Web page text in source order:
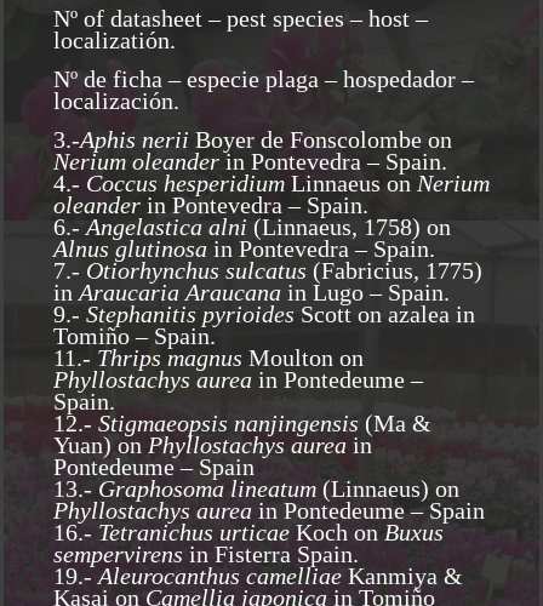
Nº of datasheet – pest species – host –
localizatión.
Nº de ficha – especie plaga – hospedador –
localización.
3.-Aphis nerii Boyer de Fonscolombe on
Nerium oleanderin Pontevedra – Spain.
4.- Coccus hesperidium Linnaeus on Nerium
oleander in Pontevedra – Spain.
6.- Angelastica alni (Linnaeus, 1758) on
Alnus glutinosa in Pontevedra – Spain.
7.- Otiorhynchus sulcatus (Fabricius, 1775)
in Araucaria Araucana in Lugo – Spain.
9.- Stephanitis pyrioides Scott on azalea in
Tomiño – Spain.
11.- Thrips magnus Moulton on
Phyllostachys aurea in Pontedeume –
Spain.
12.- Stigmaeopsis nanjingensis (Ma &
Yuan) on Phyllostachys aurea in
Pontedeume – Spain
13.- Graphosoma lineatum (Linnaeus) on
Phyllostachys aurea in Pontedeume – Spain
16.- Tetranichus urticae Koch on Buxus
sempervirens in Fisterra Spain.
19.-Aleurocanthus camelliae Kanmiya &
Kasai on Camellia japonica in Tomiño